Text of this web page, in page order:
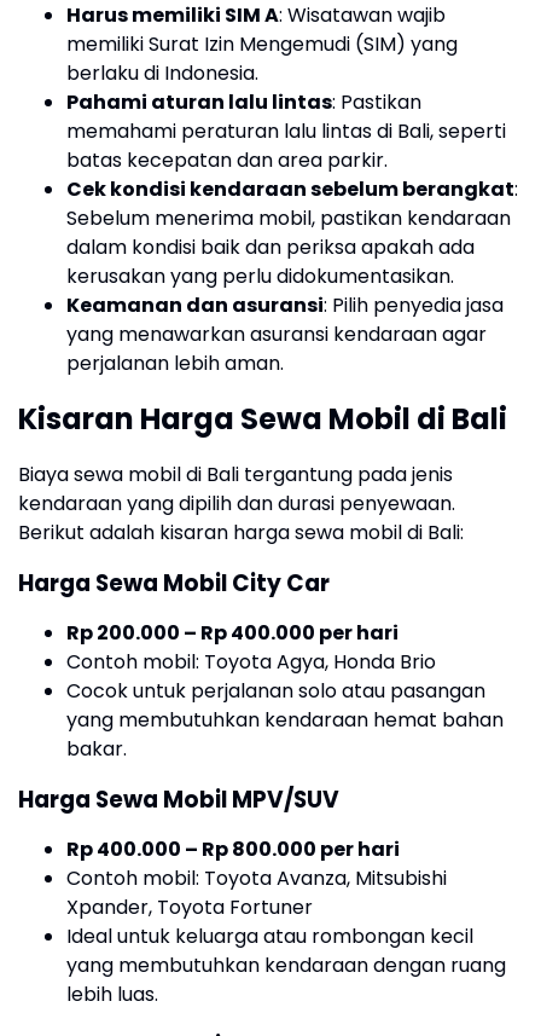
Harus memiliki SIM A: Wisatawan wajib
memiliki Surat Izin Mengemudi (SIM) yang
berlaku di Indonesia.
Pahami aturan lalu lintas: Pastikan
memahami peraturan lalu lintas di Bali, seperti
batas kecepatan dan area parkir.
Cek kondisi kendaraan sebelum berangkat:
Sebelum menerima mobil, pastikan kendaraan
dalam kondisi baik dan periksa apakah ada
kerusakan yang perlu didokumentasikan.
Keamanan dan asuransi: Pilih penyedia jasa
yang menawarkan asuransi kendaraan agar
perjalanan lebih aman.
Kisaran Harga Sewa Mobil di Bali
Biaya sewa mobil di Bali tergantung pada jenis
kendaraan yang dipilih dan durasi penyewaan.
Berikut adalah kisaran harga sewa mobil di Bali:
Harga Sewa Mobil City Car
Rp 200.000 – Rp 400.000 per hari
Contoh mobil: Toyota Agya, Honda Brio
Cocok untuk perjalanan solo atau pasangan
yang membutuhkan kendaraan hemat bahan
bakar.
Harga Sewa Mobil MPV/SUV
Rp 400.000 – Rp 800.000 per hari
Contoh mobil: Toyota Avanza, Mitsubishi
Xpander, Toyota Fortuner
Ideal untuk keluarga atau rombongan kecil
yang membutuhkan kendaraan dengan ruang
lebih luas.